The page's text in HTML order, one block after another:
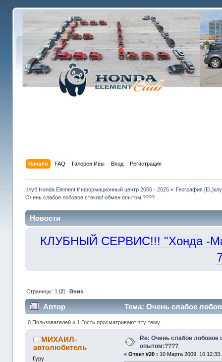
Начало FAQ Галерея Ивы Вход Регистрация
Клуб Honda Element Информационный центр 2006 - 2025» География
Очень слабое лобовое стекло! обмен опытом:????
Новости
КЛУБНЫЙ СЕРВИС!!! "Хонда -
Страницы: 1 [2] Вниз
Автор Тема: Очень слабое
0 Пользователей и 1 Гость просматривают эту тему.
МИХАИЛ-
автолюбитель
Гуру
Re: Очень слабое лобовое
опытом:????
«Ответ #20 : 10 Марта 2009, 16:12:33